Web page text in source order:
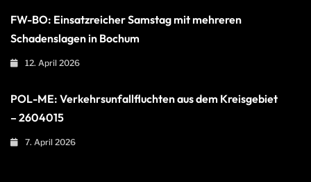
FW-BO: Einsatzreicher Samstag mit mehreren
Schadenslagen in Bochum
12. April 2026
POL-ME: Verkehrsunfallfluchten aus dem Kreisgebiet
– 2604015
7. April 2026